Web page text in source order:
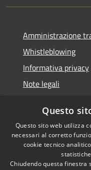
Amministrazione
Whistleblowing
Informativa privacy
Note legali
Segnalazioni di
RSS
Questo
Questo sito web utilizza
necessari al corretto
cookie tecnico
Chiudendo questa finestra